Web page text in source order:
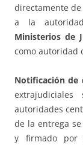
directamente
a la
Ministerios de
como autoridad
Notificación de
autoridades
de la entrega
y firmado por